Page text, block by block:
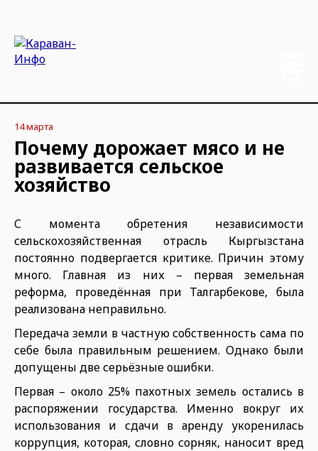
14 марта
Почему дорожает мясо и не
развивается сельское
хозяйство
С момента обретения независимости
сельскохозяйственная отрасль Кыргызстана
постоянно подвергается критике. Причин этому
много. Главная из них – первая земельная
реформа, проведённая при Талгарбекове, была
реализована неправильно.
Передача земли в частную собственность сама по
себе была правильным решением. Однако были
допущены две серьёзные ошибки.
Первая – около 25% пахотных земель остались в
распоряжении государства. Именно вокруг их
использования и сдачи в аренду укоренилась
коррупция, которая, словно сорняк, наносит вред